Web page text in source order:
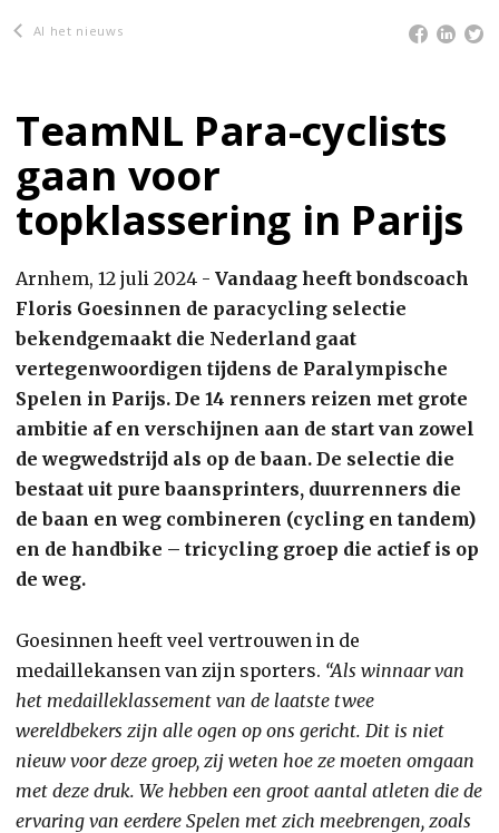
Al het nieuws
TeamNL Para-cyclists
gaan voor
topklassering in Parijs
Arnhem, 12 juli 2024 -Vandaag heeft bondscoach
Floris Goesinnen de paracycling selectie
bekendgemaakt die Nederland gaat
vertegenwoordigen tijdens de Paralympische
Spelen in Parijs. De 14 renners reizen met grote
ambitie af en verschijnen aan de start van zowel
de wegwedstrijd als op de baan. De selectie die
bestaat uit pure baansprinters, duurrenners die
de baan en weg combineren (cycling en tandem)
en de handbike – tricycling groep die actief is op
de weg.
Goesinnen heeft veel vertrouwen in de
medaillekansen van zijn sporters. “Als winnaar van
het medailleklassement van de laatste twee
wereldbekers zijn alle ogen op ons gericht. Dit is niet
nieuw voor deze groep, zij weten hoe ze moeten omgaan
met deze druk. We hebben een groot aantal atleten die de
ervaring van eerdere Spelen met zich meebrengen, zoals